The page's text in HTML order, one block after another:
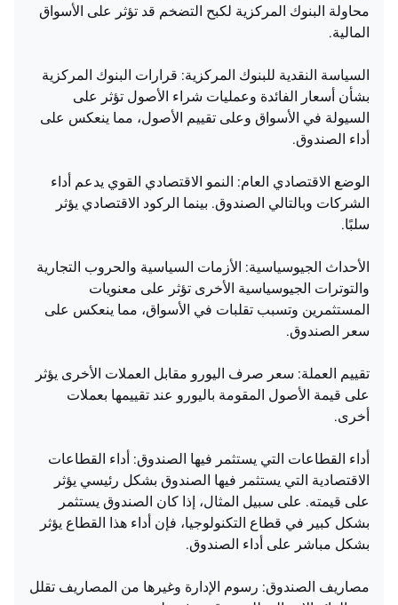
محاولة البنوك المركزية لكبح التضخم قد تؤثر على الأسواق
المالية.
السياسة النقدية للبنوك المركزية: قرارات البنوك المركزية
بشأن أسعار الفائدة وعمليات شراء الأصول تؤثر على
السيولة في الأسواق وعلى تقييم الأصول، مما ينعكس على
أداء الصندوق.
الوضع الاقتصادي العام: النمو الاقتصادي القوي يدعم أداء
الشركات وبالتالي الصندوق. بينما الركود الاقتصادي يؤثر
سلبًا.
الأحداث الجيوسياسية: الأزمات السياسية والحروب التجارية
والتوترات الجيوسياسية الأخرى تؤثر على معنويات
المستثمرين وتسبب تقلبات في الأسواق، مما ينعكس على
سعر الصندوق.
تقييم العملة: سعر صرف اليورو مقابل العملات الأخرى يؤثر
على قيمة الأصول المقومة باليورو عند تقييمها بعملات
أخرى.
أداء القطاعات التي يستثمر فيها الصندوق: أداء القطاعات
الاقتصادية التي يستثمر فيها الصندوق بشكل رئيسي يؤثر
على قيمته. على سبيل المثال، إذا كان الصندوق يستثمر
بشكل كبير في قطاع التكنولوجيا، فإن أداء هذا القطاع يؤثر
بشكل مباشر على أداء الصندوق.
مصاريف الصندوق: رسوم الإدارة وغيرها من المصاريف تقلل